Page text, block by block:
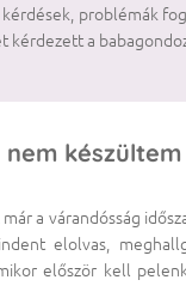
problémák
kérdezett a
a várandósság
elolvas,
először kell